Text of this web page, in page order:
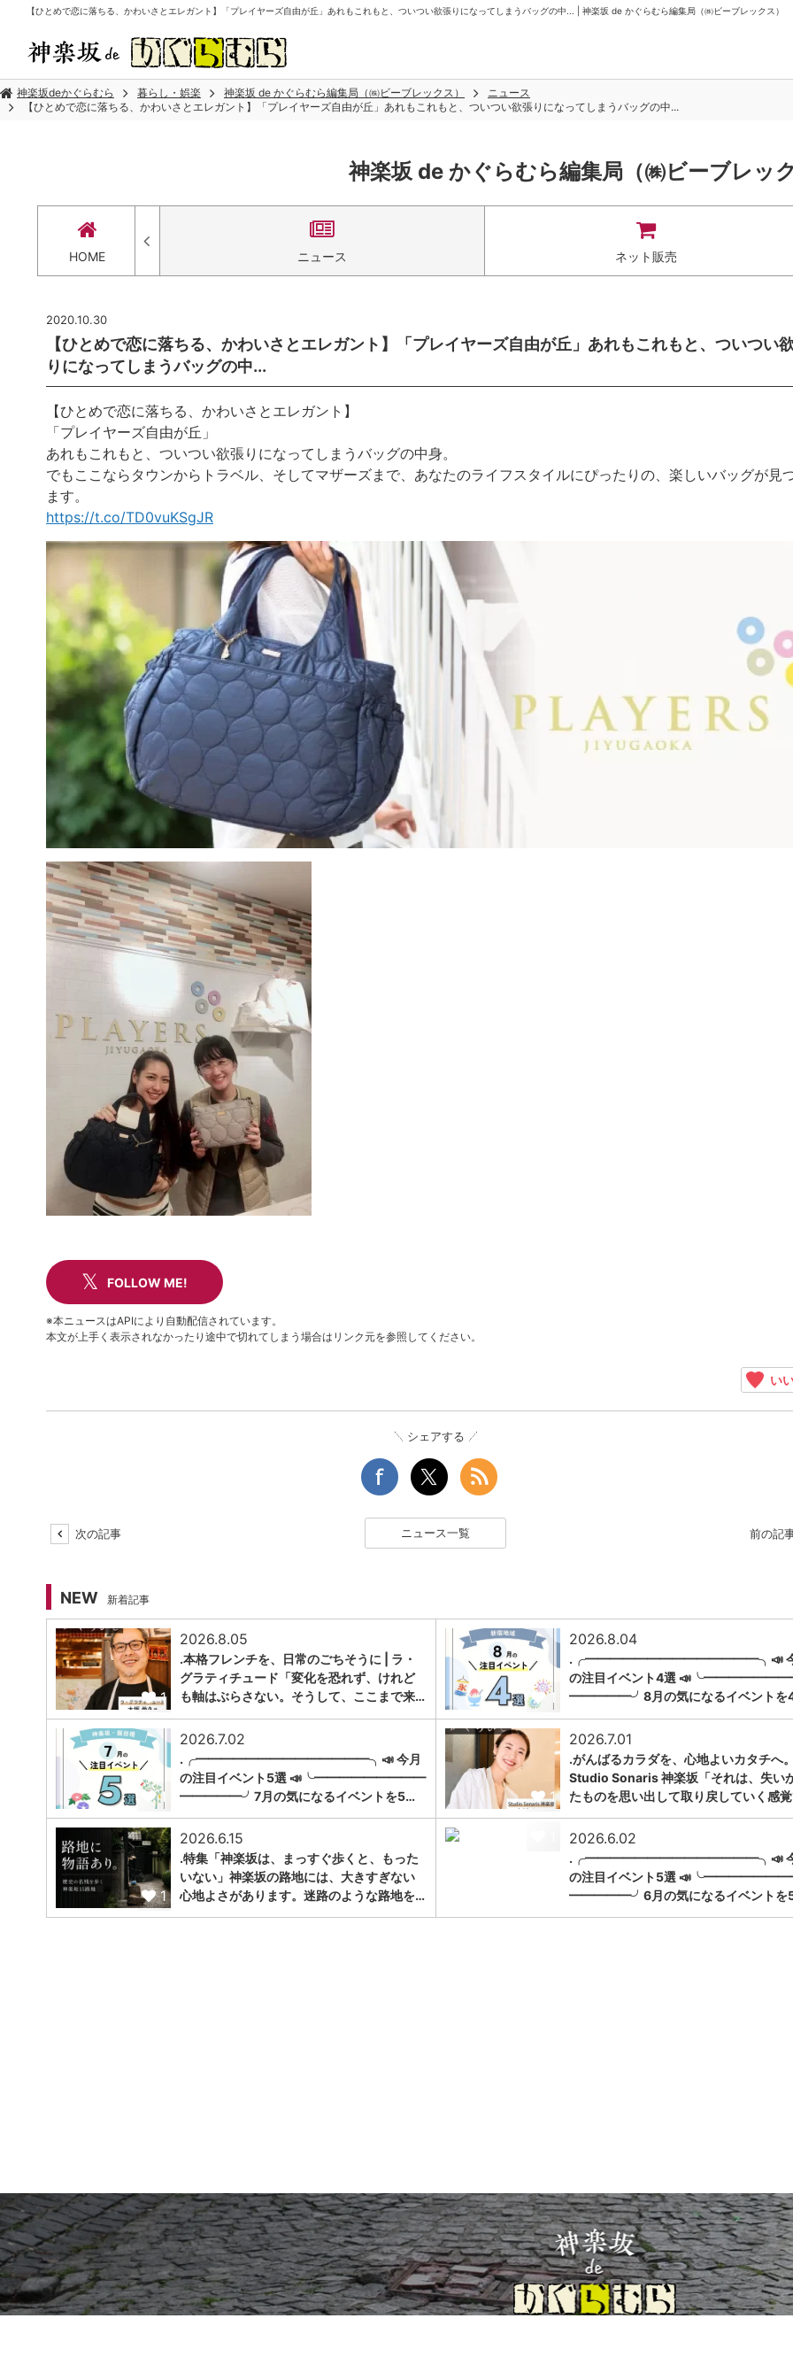
【ひとめで恋に落ちる、かわいさとエレガント】「プレイヤーズ自由が丘」あれもこれもと、ついつい欲張りになってしまうバッグの中... | 神楽坂 de かぐらむら編集局（㈱ビーブレックス）
神楽坂deかぐらむら 暮らし・娯楽 神楽坂 de かぐらむら編集局（㈱ビーブレックス）
ニュース
【ひとめで恋に落ちる、かわいさとエレガント】「プレイヤーズ自由が丘」あれもこれもと、ついつい欲張りになってしまうバッグの中...
神楽坂 de かぐらむら編集局（㈱ビーブレッ
HOME ニュース ネット販売
2020.10.30
【ひとめで恋に落ちる、かわいさとエレガント】「プレイヤーズ自由が丘」あれもこれもと、ついつい
りになってしまうバッグの中...
【ひとめで恋に落ちる、かわいさとエレガント】
「プレイヤーズ自由が丘」
あれもこれもと、ついつい欲張りになってしまうバッグの中身。
でもここならタウンからトラベル、そしてマザーズまで、あなたのライフスタイルにぴったりの、楽しいバッグが見
ます。
https://t.co/TD0vuKSgJR
FOLLOW ME!
※本ニュースはAPIにより自動配信されています。
本文が上手く表示されなかったり途中で切れてしまう場合はリンク元を参照してください。
い
シェアする
次の記事 ニュース一覧 前の記
NEW 新着記事
1
2026.8.05
.本格フレンチを、日常のごちそうに | ラ・
グラティチュード「変化を恐れず、けれど
も軸はぶらさない。そうして、ここまで来…
1
2026.8.04
.╭━━━━━━━━━━━━━━╮📣
の注目イベント4選
━━━━━╯8月の気になるイベントを
1
2026.7.02
.╭━━━━━━━━━━━━━━╮📣 今月
の注目イベント5選 📣╰━━━━━━━━━
━━━━━╯7月の気になるイベントを5…
1
2026.7.01
.がんばるカラダを、心地よいカタチへ
Studio Sonaris 神楽坂「それは、失い
たものを思い出して取り戻していく感
1
2026.6.15
.特集「神楽坂は、まっすぐ歩くと、もった
いない」神楽坂の路地には、大きすぎない
心地よさがあります。迷路のような路地を…
2026.6.02
.╭━━━━━━━━━━━━━━╮📣
の注目イベント5選
━━━━━╯6月の気になるイベントを